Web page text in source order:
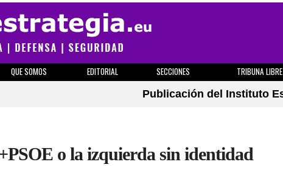
QUE SOMOS EDITORIAL SECCIONES TRIBUNA LIBRE
Publicación del Instituto
o la izquierda sin identidad